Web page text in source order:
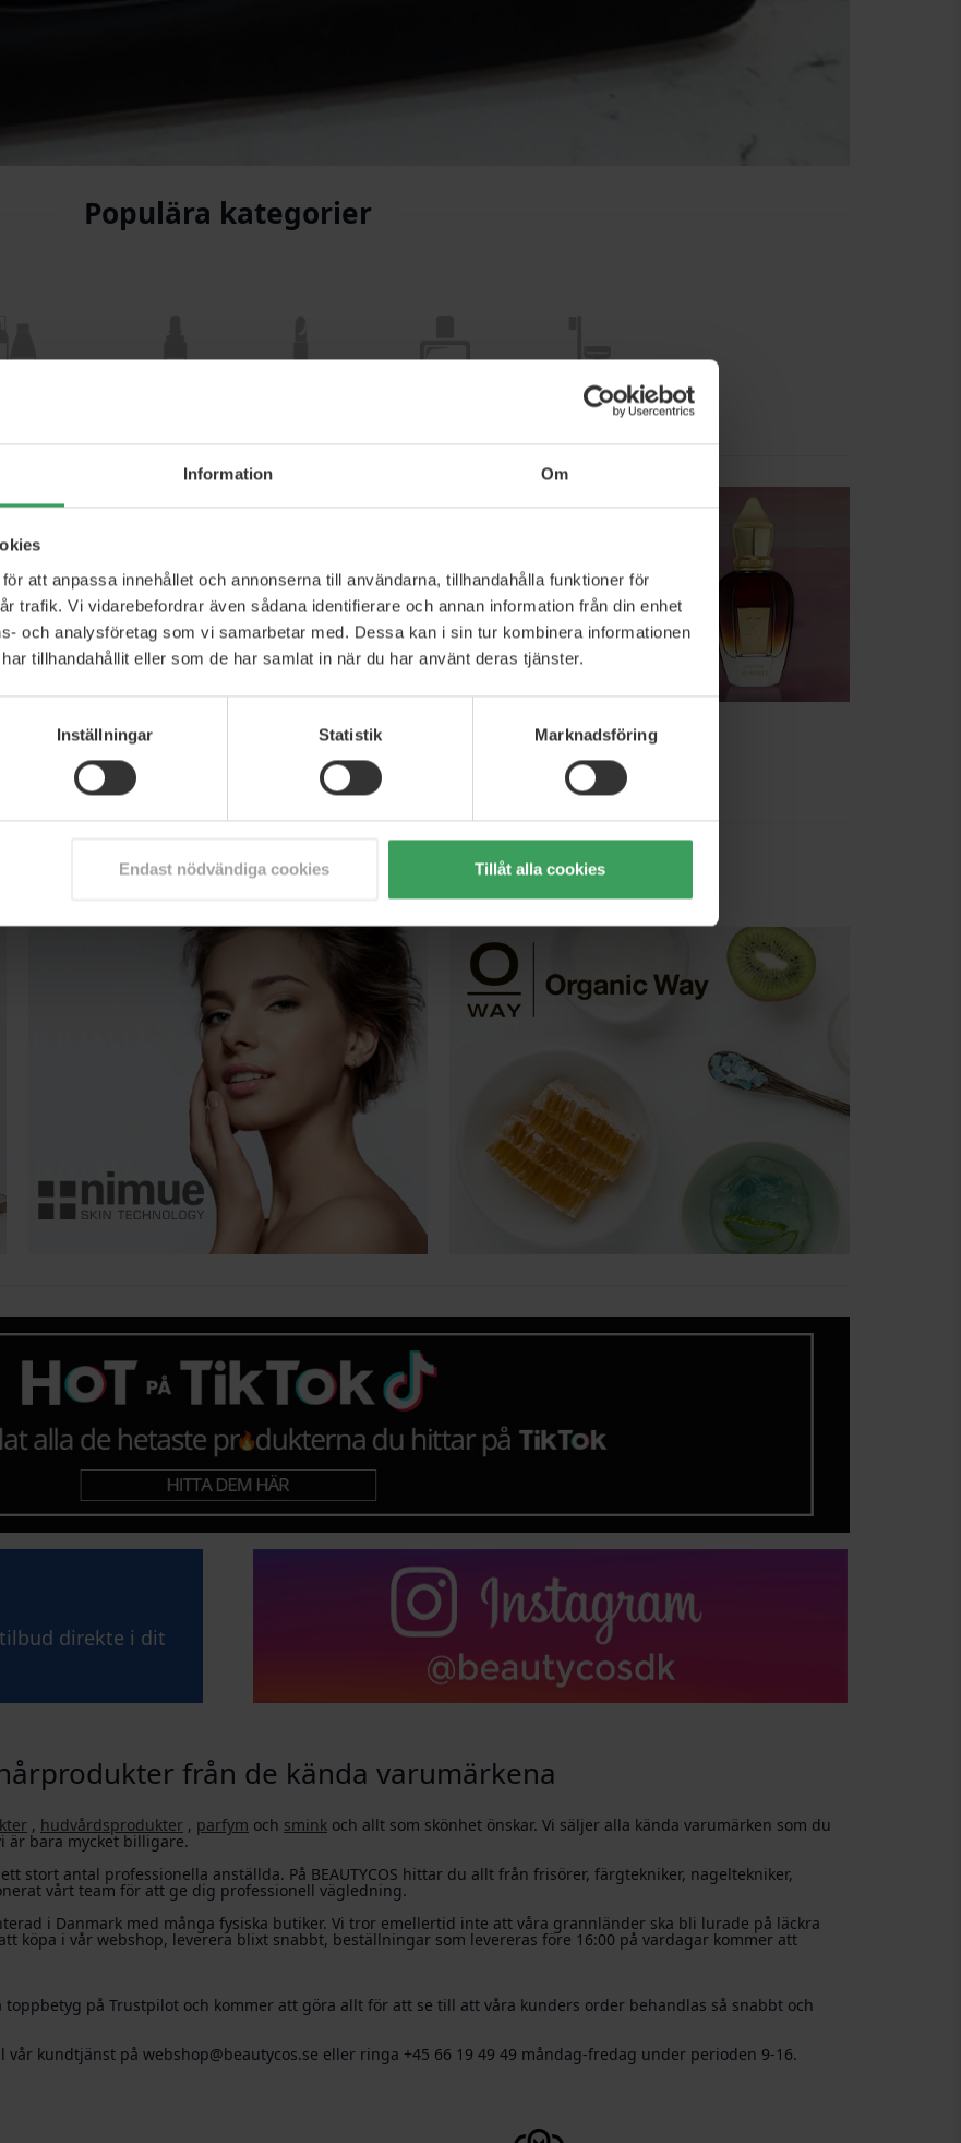
Information Om
att anpassa innehållet och annonserna till användarna, tillhandahålla funktioner för
trafik. Vi vidarebefordrar även sådana identifierare och annan information från din enhet
och analysföretag som vi samarbetar med. Dessa kan i sin tur kombinera informationen
tillhandahållit eller som de har samlat in när du har använt deras tjänster.
Inställningar Statistik Marknadsföring
Endast nödvändiga cookies Tillåt alla cookies
Populära kategorier
Personligvård
Populära märken
ALLA MÄRKEN >>>
direkte i dit
från de kända varumärkena
, hudvårdsprodukter , parfym och smink och allt som skönhet önskar. Vi säljer alla kända varumärken som du
är bara mycket billigare.
stort antal professionella anställda. På BEAUTYCOS hittar du allt från frisörer, färgtekniker, nageltekniker,
vårt team för att ge dig professionell vägledning.
i Danmark med många fysiska butiker. Vi tror emellertid inte att våra grannländer ska bli lurade på läckra
köpa i vår webshop, leverera blixt snabbt, beställningar som levereras före 16:00 på vardagar kommer att
toppbetyg på Trustpilot och kommer att göra allt för att se till att våra kunders order behandlas så snabbt och
kundtjänst på webshop@beautycos.se eller ringa +45 66 19 49 49 måndag-fredag ​​under perioden 9-16.